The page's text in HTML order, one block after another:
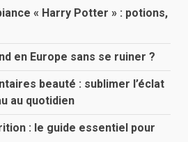
« Harry Potter » : potions,
en Europe sans se ruiner ?
beauté : sublimer l’éclat
au quotidien
: le guide essentiel pour